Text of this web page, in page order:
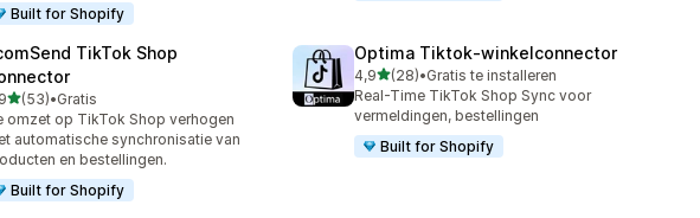
Built for Shopify
TikTok Shop
van 5 sterren
(53)
recensies in totaal
•Gratis
omzet op TikTok Shop verhogen
automatische synchronisatie van
en bestellingen.
Built for Shopify
Optima Tiktok‑winkelconnector
4,9van 5 sterren
(28)
28 recensies in totaal
•Gratis te installeren
Real-Time TikTok Shop Sync voor
vermeldingen, bestellingen
Built for Shopify